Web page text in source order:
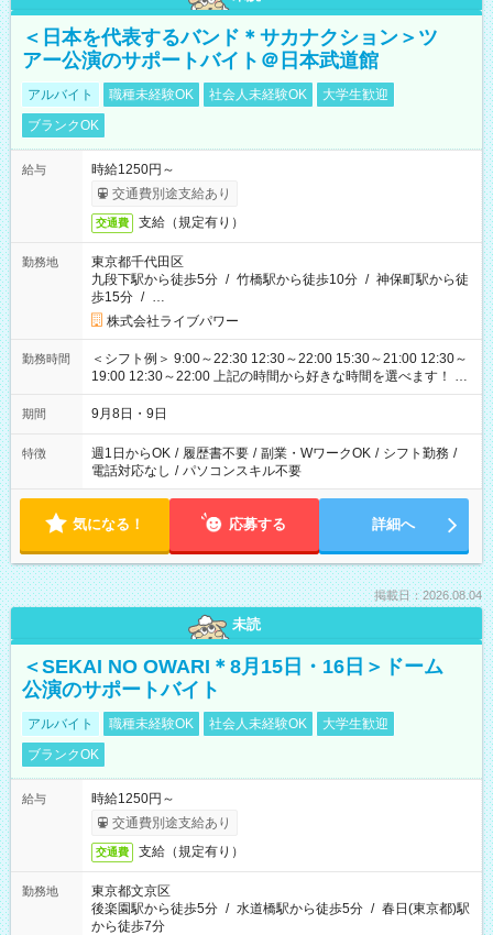
＜日本を代表するバンド＊サカナクション＞ツ
アー公演のサポートバイト＠日本武道館
アルバイト 職種未経験OK 社会人未経験OK
大学生歓迎
ブランクOK
給与
時給1250円～
交通費別途支給あり
交通費 支給（規定有り）
勤務地
東京都千代田区
九段下駅から徒歩5分 / 竹橋駅から徒歩10分 / 神保町駅から徒
歩15分 / …
株式会社ライブパワー
勤務時間
＜シフト例＞ 9:00～22:30 12:30～22:00 15:30～21:00 12:30～
19:00 12:30～22:00 上記の時間から好きな時間を選べます！ ※
時間は変更となる可能性があります
期間 9月8日・9日
特徴 週1日からOK / 履歴書不要 / 副業・WワークOK / シフト勤務 /
電話対応なし / パソコンスキル不要
気になる！ 応募する 詳細へ
掲載日：2026.08.04
未読
＜SEKAI NO OWARI＊8月15日・16日＞ドーム
公演のサポートバイト
アルバイト 職種未経験OK 社会人未経験OK
大学生歓迎
ブランクOK
給与
時給1250円～
交通費別途支給あり
交通費 支給（規定有り）
勤務地
東京都文京区
後楽園駅から徒歩5分 / 水道橋駅から徒歩5分 / 春日(東京都)駅
から徒歩7分